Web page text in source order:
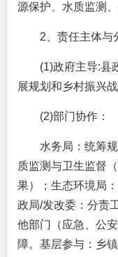
源保护、水质监测
2、责任主体与
(1)政府主导:县
展规划和乡村振兴战
(2)部门协作：
水务局：统筹
质监测与卫生监督
果）；生态环境局
政局/发改委：分责
他部门（应急、公
障。基层参与：乡